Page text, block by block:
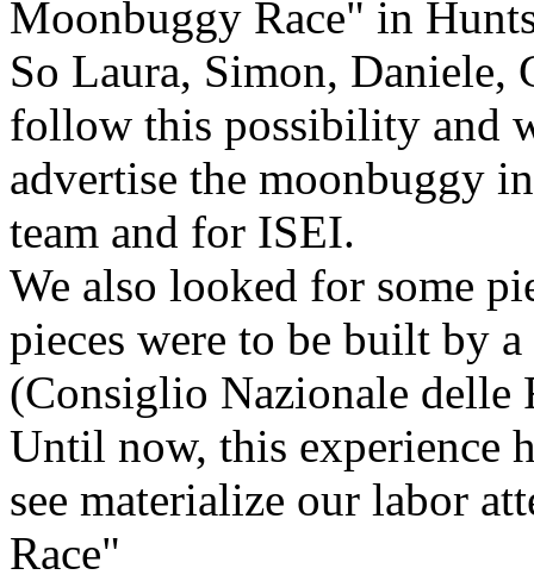
Moonbuggy Race" in
So Laura, Simon, Daniele,
follow this possibility and
advertise the moonbuggy
team and for ISEI.
We also looked for some
pieces were to be built by
(Consiglio Nazionale delle
Until now, this experience
see materialize our labor
Race"